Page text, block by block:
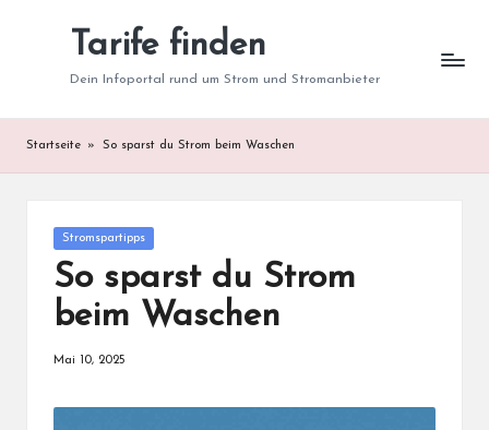
Tarife finden
Dein Infoportal rund um Strom und Stromanbieter
Startseite » So sparst du Strom beim Waschen
Posted
Stromspartipps
So sparst du Strom
beim Waschen
Mai 10, 2025